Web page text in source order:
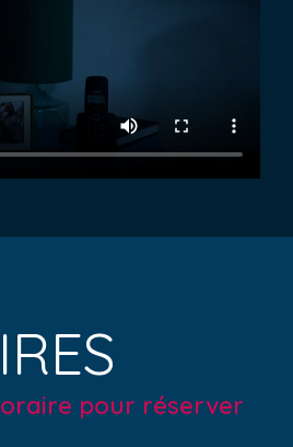
pour réserver